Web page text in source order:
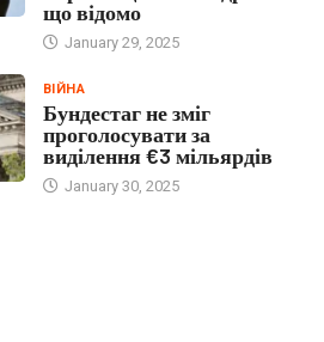
що відомо
January 29, 2025
ВІЙНА
Бундестаг не зміг
проголосувати за
виділення €3 мільярдів
January 30, 2025